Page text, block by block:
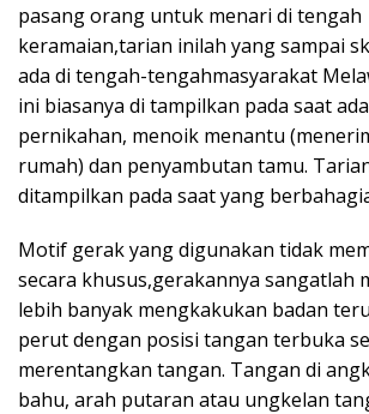
pasang orang untuk menari di tengah
keramaian,tarian inilah yang sampai
ada di tengah-tengahmasyarakat
ini biasanya di tampilkan pada saat
pernikahan, menoik menantu
rumah) dan penyambutan tamu.
ditampilkan pada saat yang
Motif gerak yang digunakan tidak
secara khusus,gerakannya sangatlah
lebih banyak mengkakukan badan
perut dengan posisi tangan terbuka
merentangkan tangan. Tangan di
bahu, arah putaran atau ungkelan